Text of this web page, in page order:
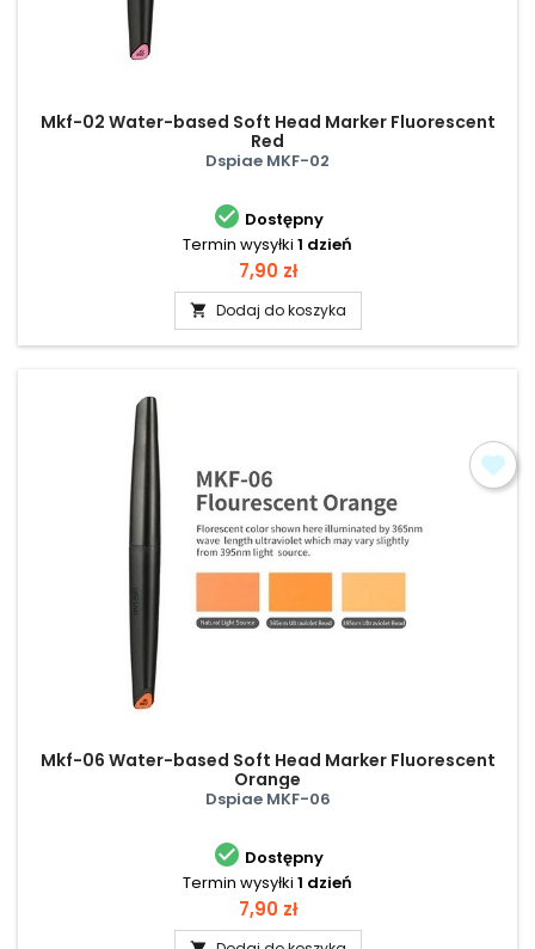
Mkf-02 Water-based Soft Head Marker Fluorescent
Red
Dspiae MKF-02
 Dostępny
Termin wysyłki 1 dzień
Cena
7,90 zł
 Dodaj do koszyka
Mkf-06 Water-based Soft Head Marker Fluorescent
Orange
Dspiae MKF-06
 Dostępny
Termin wysyłki 1 dzień
Cena
7,90 zł